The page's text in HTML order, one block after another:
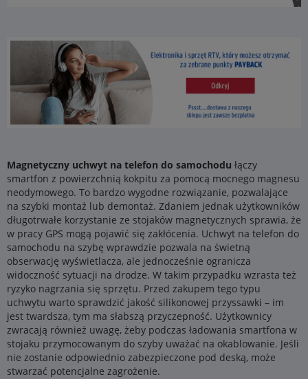
Magnetyczny uchwyt na telefon do samochodu łączy
smartfon z powierzchnią kokpitu za pomocą mocnego magnesu
neodymowego. To bardzo wygodne rozwiązanie, pozwalające
na szybki montaż lub demontaż. Zdaniem jednak użytkowników
długotrwałe korzystanie ze stojaków magnetycznych sprawia, że
w pracy GPS mogą pojawić się zakłócenia. Uchwyt na telefon do
samochodu na szybę wprawdzie pozwala na świetną
obserwację wyświetlacza, ale jednocześnie ogranicza
widoczność sytuacji na drodze. W takim przypadku wzrasta też
ryzyko nagrzania się sprzętu. Przed zakupem tego typu
uchwytu warto sprawdzić jakość silikonowej przyssawki – im
jest twardsza, tym ma słabszą przyczepność. Użytkownicy
zwracają również uwagę, żeby podczas ładowania smartfona w
stojaku przymocowanym do szyby uważać na okablowanie. Jeśli
nie zostanie odpowiednio zabezpieczone pod deską, może
stwarzać potencjalne zagrożenie.